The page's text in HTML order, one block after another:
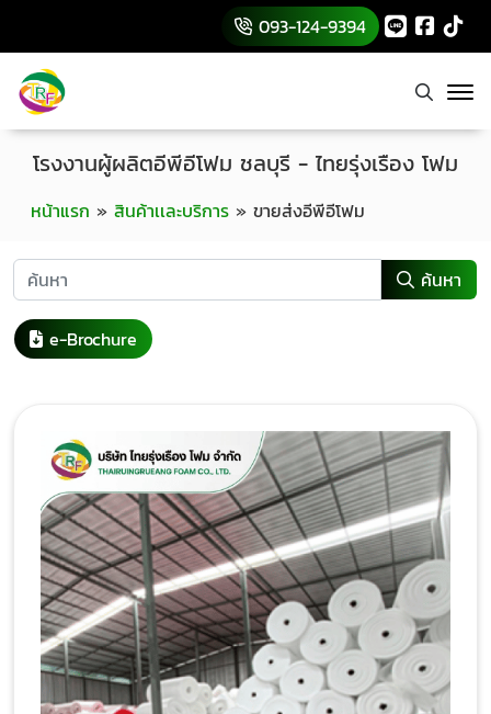
093-124-9394
หน้าแรก » สินค้าเเละบริการ » ขายส่งอีพีอีโฟม
โรงงานผู้ผลิตอีพีอีโฟม ชลบุรี - ไทยรุ่งเรือง โฟม
ค้นหา
e-Brochure